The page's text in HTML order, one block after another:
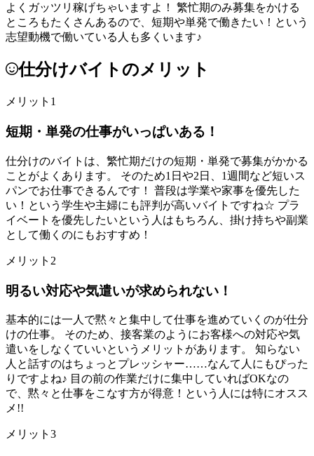
よくガッツリ稼げちゃいますよ！ 繁忙期のみ募集をかける
ところもたくさんあるので、短期や単発で働きたい！という
志望動機で働いている人も多くいます♪
仕分けバイトのメリット
メリット1
短期・単発の仕事がいっぱいある！
仕分けのバイトは、繁忙期だけの短期・単発で募集がかかる
ことがよくあります。 そのため1日や2日、1週間など短いス
パンでお仕事できるんです！ 普段は学業や家事を優先した
い！という学生や主婦にも評判が高いバイトですね☆ プラ
イベートを優先したいという人はもちろん、掛け持ちや副業
として働くのにもおすすめ！
メリット2
明るい対応や気遣いが求められない！
基本的には一人で黙々と集中して仕事を進めていくのが仕分
けの仕事。 そのため、接客業のようにお客様への対応や気
遣いをしなくていいというメリットがあります。 知らない
人と話すのはちょっとプレッシャー……なんて人にもぴった
りですよね♪ 目の前の作業だけに集中していればOKなの
で、黙々と仕事をこなす方が得意！という人には特にオスス
メ!!
メリット3